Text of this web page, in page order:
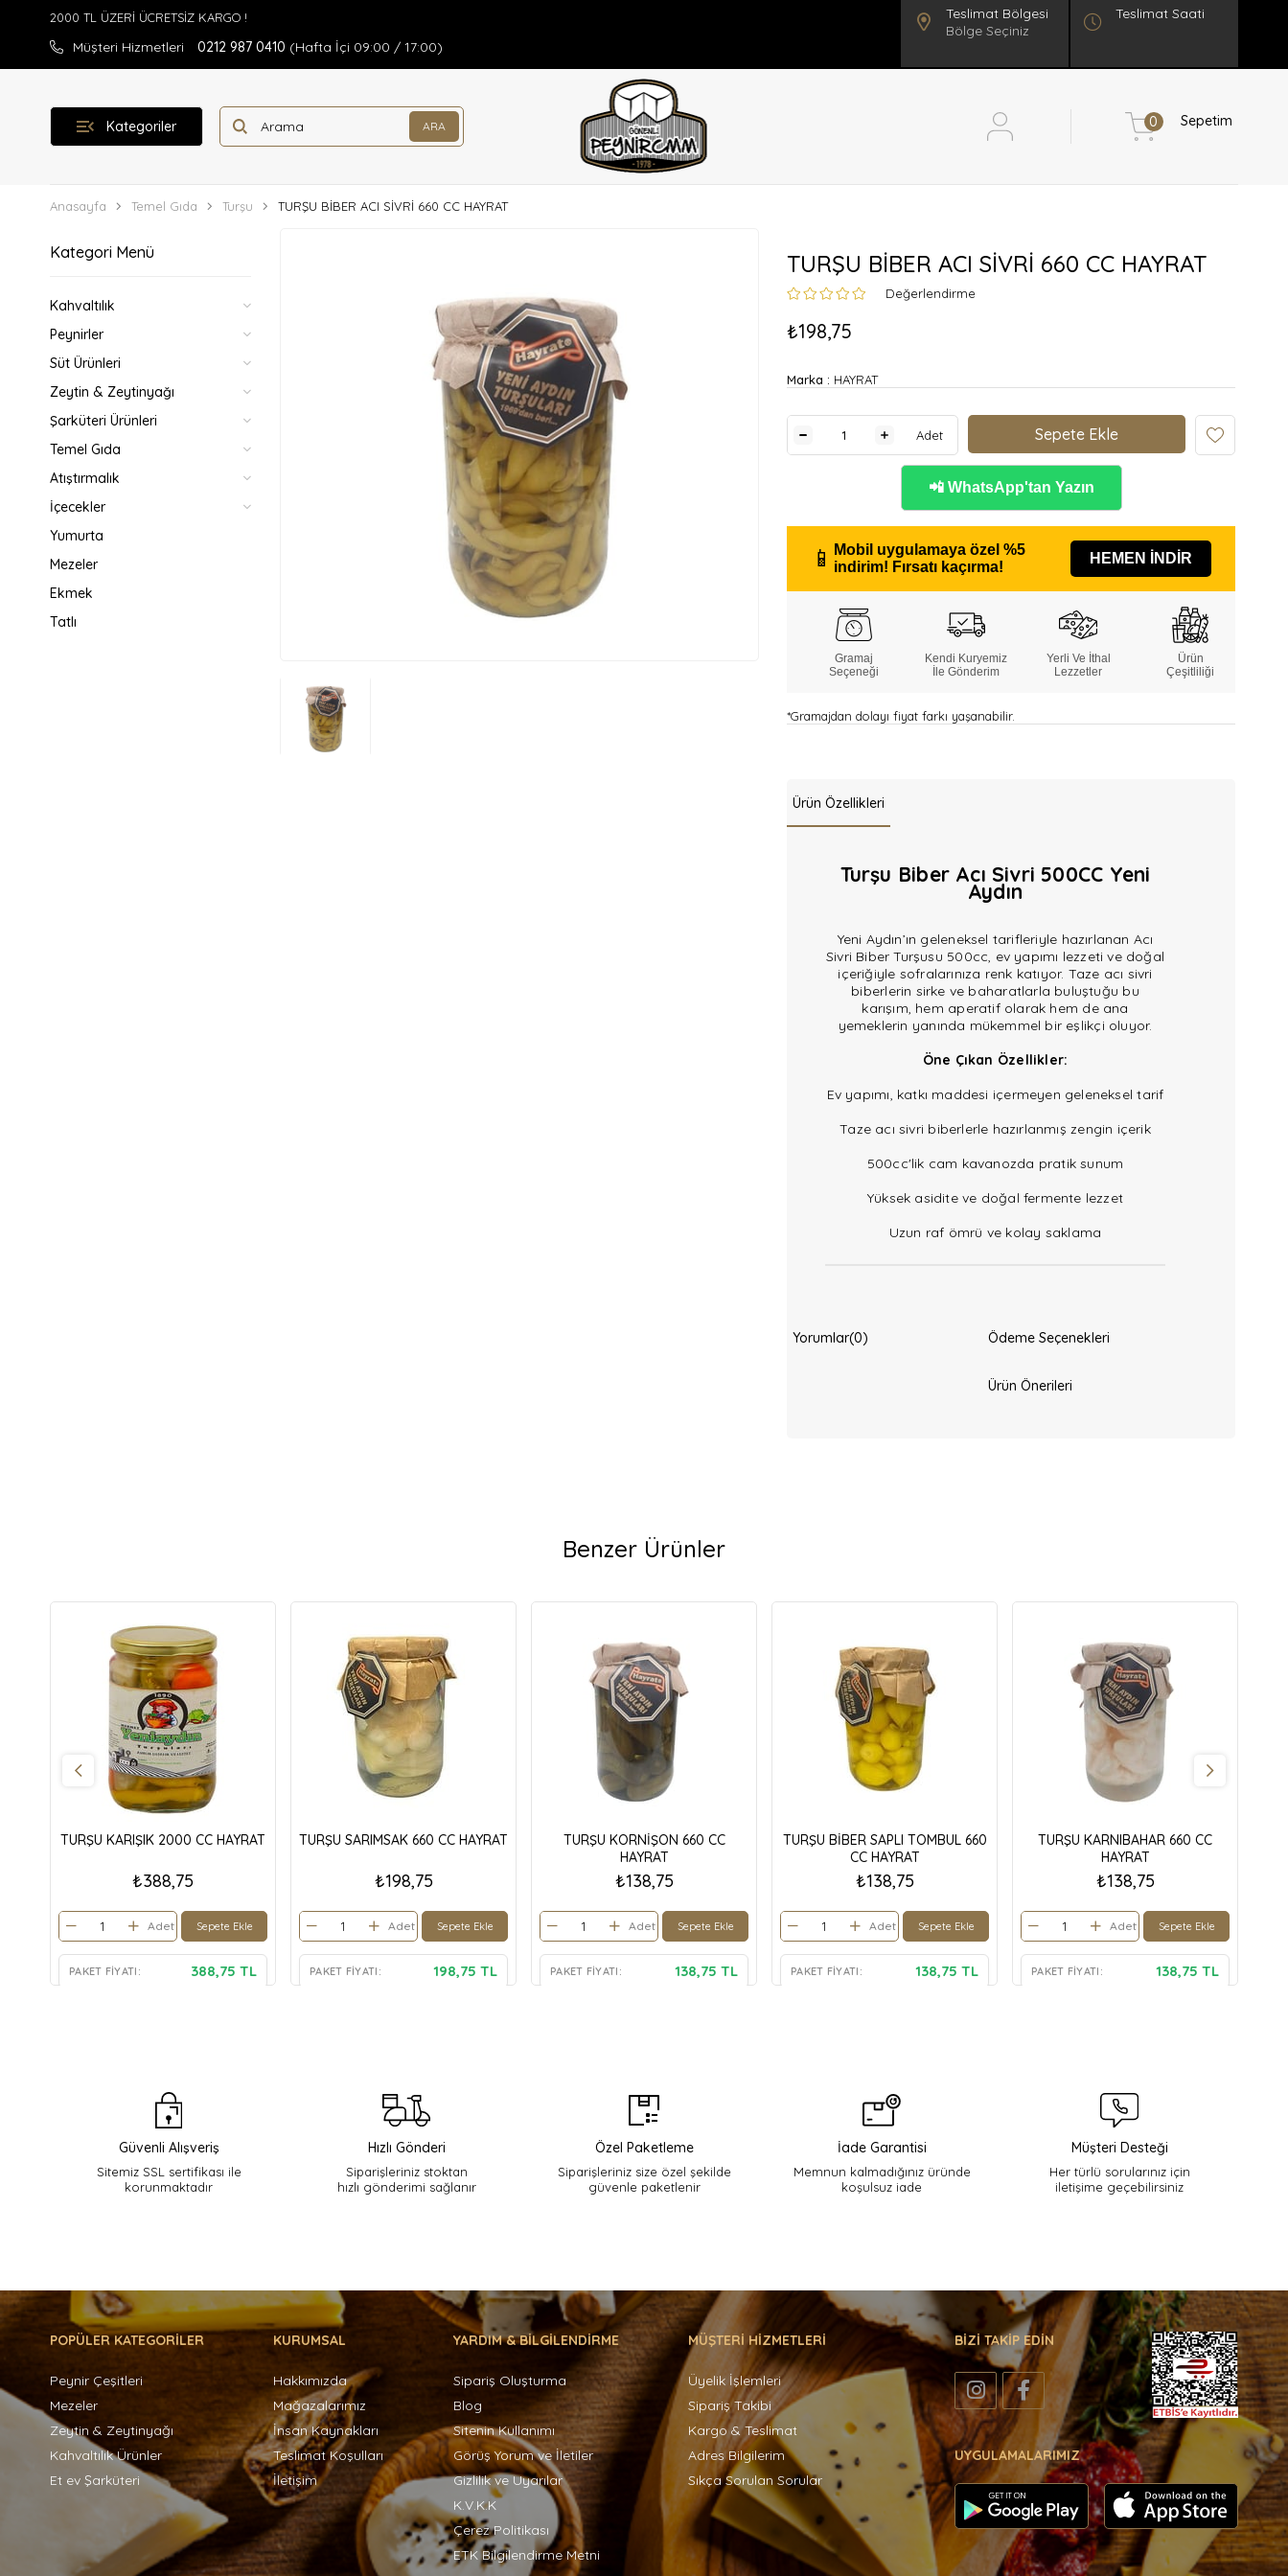
Müşteri Hizmetleri 0212 987 0410 (Hafta İçi 09:00 / 17:00)
Bölge Seçiniz
Teslimat Saati
Kategoriler Sepetim
0
Anasayfa Temel Gıda Turşu TURŞU BİBER ACI SİVRİ 660 CC HAYRAT
Kategori Menü
Kahvaltılık
Peynirler
Süt Ürünleri
Zeytin & Zeytinyağı
Şarküteri Ürünleri
Temel Gıda
Atıştırmalık
İçecekler
Yumurta
Mezeler
Ekmek
Tatlı
TURŞU BİBER ACI SİVRİ 660 CC HAYRAT
Değerlendirme
₺198,75
Marka : HAYRAT
Adet
📲 WhatsApp'tan Yazın
📱 Mobil uygulamaya özel %5
indirim! Fırsatı kaçırma!
HEMEN İNDİR
Gramaj
Seçeneği
Kendi Kuryemiz
İle Gönderim
Yerli Ve İthal
Lezzetler
Ürün
Çeşitliliği
*Gramajdan dolayı fiyat farkı yaşanabilir.
Ürün Özellikleri
Turşu Biber Acı Sivri 500CC Yeni
Aydın
Yeni Aydın’ın geleneksel tarifleriyle hazırlanan Acı
Sivri Biber Turşusu 500cc, ev yapımı lezzeti ve doğal
içeriğiyle sofralarınıza renk katıyor. Taze acı sivri
biberlerin sirke ve baharatlarla buluştuğu bu
karışım, hem aperatif olarak hem de ana
yemeklerin yanında mükemmel bir eşlikçi oluyor.
Öne Çıkan Özellikler:
Ev yapımı, katkı maddesi içermeyen geleneksel tarif
Taze acı sivri biberlerle hazırlanmış zengin içerik
500cc'lik cam kavanozda pratik sunum
Yüksek asidite ve doğal fermente lezzet
Uzun raf ömrü ve kolay saklama
Yorumlar(0) Ödeme Seçenekleri
Ürün Önerileri
Benzer Ürünler
TURŞU KARIŞIK 2000 CC HAYRAT
₺388,75
Adet Sepete Ekle
PAKET FIYATI: 388,75 TL
TURŞU SARIMSAK 660 CC HAYRAT
₺198,75
Adet Sepete Ekle
PAKET FIYATI: 198,75 TL
TURŞU KORNİŞON 660 CC
HAYRAT
₺138,75
Adet Sepete Ekle
PAKET FIYATI: 138,75 TL
TURŞU BİBER SAPLI TOMBUL 660
CC HAYRAT
₺138,75
Adet Sepete Ekle
PAKET FIYATI: 138,75 TL
TURŞU KARNIBAHAR 660 CC
HAYRAT
₺138,75
Adet Sepete Ekle
PAKET FIYATI: 138,75 TL
Güvenli Alışveriş
Sitemiz SSL sertifikası ile
korunmaktadır
Hızlı Gönderi
Siparişleriniz stoktan
hızlı gönderimi sağlanır
Özel Paketleme
Siparişleriniz size özel şekilde
güvenle paketlenir
İade Garantisi
Memnun kalmadığınız üründe
koşulsuz iade
Müşteri Desteği
Her türlü sorularınız için
iletişime geçebilirsiniz
POPÜLER KATEGORİLER
Peynir Çeşitleri
Mezeler
Zeytin & Zeytinyağı
Kahvaltılık Ürünler
Et ev Şarküteri
KURUMSAL
Hakkımızda
Mağazalarımız
İnsan Kaynakları
Teslimat Koşulları
İletişim
YARDIM & BİLGİLENDİRME
Sipariş Oluşturma
Blog
Sitenin Kullanımı
Görüş Yorum ve İletiler
Gizlilik ve Uyarılar
K.V.K.K
Çerez Politikası
ETK Bilgilendirme Metni
MÜŞTERİ HİZMETLERİ
Üyelik İşlemleri
Sipariş Takibi
Kargo & Teslimat
Adres Bilgilerim
Sıkça Sorulan Sorular
BİZİ TAKİP EDİN
UYGULAMALARIMIZ